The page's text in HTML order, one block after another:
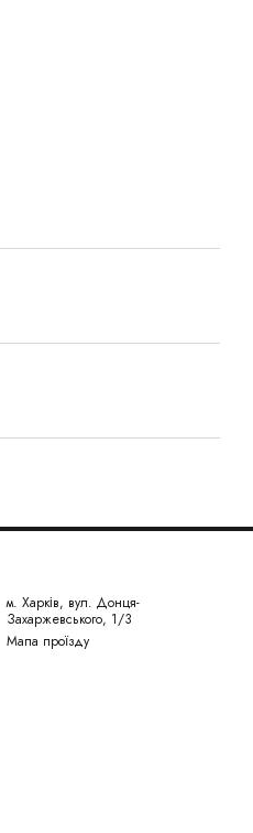
м. Харків, вул. Донця-
Захаржевського, 1/3
Мапа проїзду